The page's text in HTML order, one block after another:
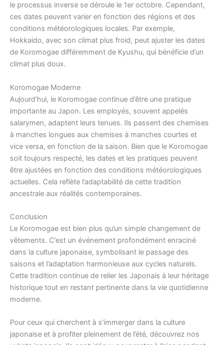
le processus inverse se déroule le 1er octobre. Cependant,
ces dates peuvent varier en fonction des régions et des
conditions météorologiques locales. Par exemple,
Hokkaido, avec son climat plus froid, peut ajuster les dates
de Koromogae différemment de Kyushu, qui bénéficie d’un
climat plus doux.
Koromogae Moderne
Aujourd’hui, le Koromogae continue d’être une pratique
importante au Japon. Les employés, souvent appelés
salarymen, adaptent leurs tenues. Ils passent des chemises
à manches longues aux chemises à manches courtes et
vice versa, en fonction de la saison. Bien que le Koromogae
soit toujours respecté, les dates et les pratiques peuvent
être ajustées en fonction des conditions météorologiques
actuelles. Cela reflète l’adaptabilité de cette tradition
ancestrale aux réalités contemporaines.
Conclusion
Le Koromogae est bien plus qu’un simple changement de
vêtements. C’est un événement profondément enraciné
dans la culture japonaise, symbolisant le passage des
saisons et l’adaptation harmonieuse aux cycles naturels.
Cette tradition continue de relier les Japonais à leur héritage
historique tout en restant pertinente dans la vie quotidienne
moderne.
Pour ceux qui cherchent à s’immerger dans la culture
japonaise et à profiter pleinement de l’été, découvrez nos